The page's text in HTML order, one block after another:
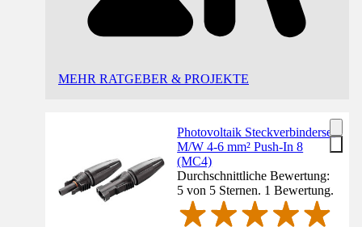
MEHR RATGEBER & PROJEKTE
Photovoltaik Steckverbinderset
M/W 4-6 mm² Push-In 8
(MC4)
Durchschnittliche Bewertung:
5 von 5 Sternen. 1 Bewertung.